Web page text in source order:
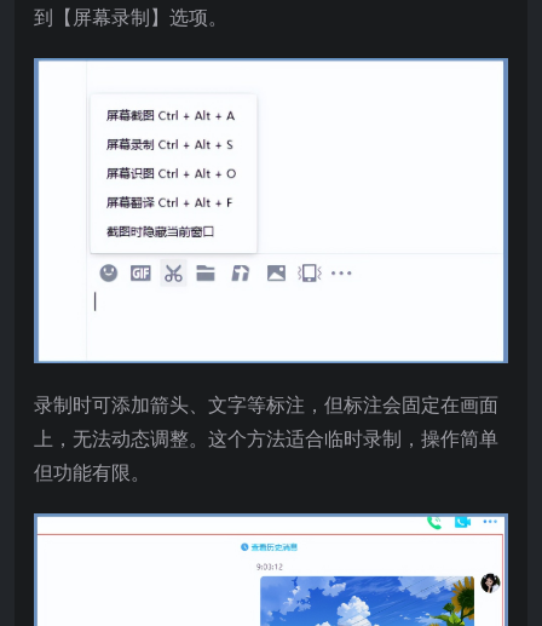
到【屏幕录制】选项。
录制时可添加箭头、文字等标注，但标注会固定在画面
上，无法动态调整。这个方法适合临时录制，操作简单
但功能有限。